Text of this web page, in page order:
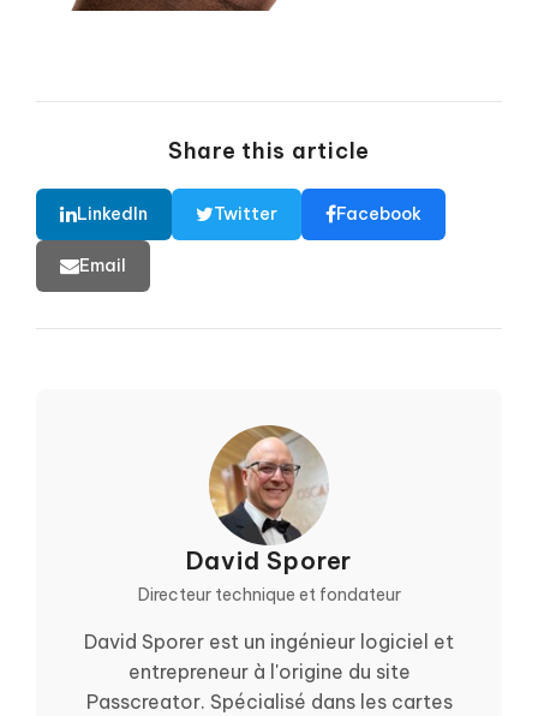
Share this article
LinkedIn Twitter Facebook
Email
David Sporer
Directeur technique et fondateur
David Sporer est un ingénieur logiciel et
entrepreneur à l'origine du site
Passcreator. Spécialisé dans les cartes